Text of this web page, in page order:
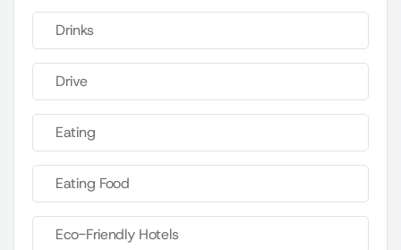
Drinks
Drive
Eating
Eating Food
Eco-Friendly Hotels